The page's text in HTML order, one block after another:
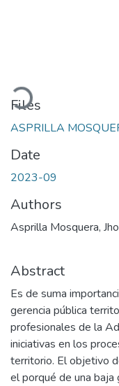
Loading...
Files
ASPRILLA
Date
2023-09
Authors
Asprilla Mosquera,
Abstract
Es de suma
gerencia pública
profesionales de la
iniciativas en los
territorio. El objetivo
el porqué de una baja